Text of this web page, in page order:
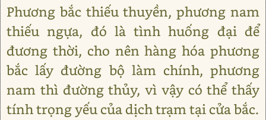
Phương bắc thiếu thuyền, phương nam
thiếu ngựa, đó là tình huống đại để
đương thời, cho nên hàng hóa phương
bắc lấy đường bộ làm chính, phương
nam thì đường thủy, vì vậy có thể thấy
tính trọng yếu của dịch trạm tại cửa bắc.